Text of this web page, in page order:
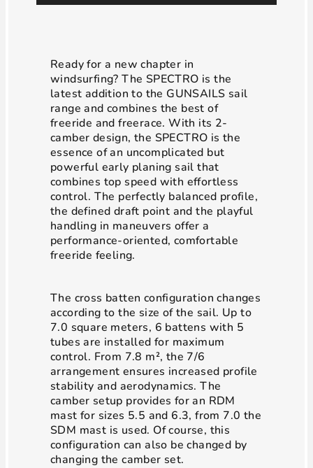
Ready for a new chapter in
windsurfing? The SPECTRO is the
latest addition to the GUNSAILS sail
range and combines the best of
freeride and freerace. With its 2-
camber design, the SPECTRO is the
essence of an uncomplicated but
powerful early planing sail that
combines top speed with effortless
control. The perfectly balanced profile,
the defined draft point and the playful
handling in maneuvers offer a
performance-oriented, comfortable
freeride feeling.
The cross batten configuration changes
according to the size of the sail. Up to
7.0 square meters, 6 battens with 5
tubes are installed for maximum
control. From 7.8 m², the 7/6
arrangement ensures increased profile
stability and aerodynamics. The
camber setup provides for an RDM
mast for sizes 5.5 and 6.3, from 7.0 the
SDM mast is used. Of course, this
configuration can also be changed by
changing the camber set.